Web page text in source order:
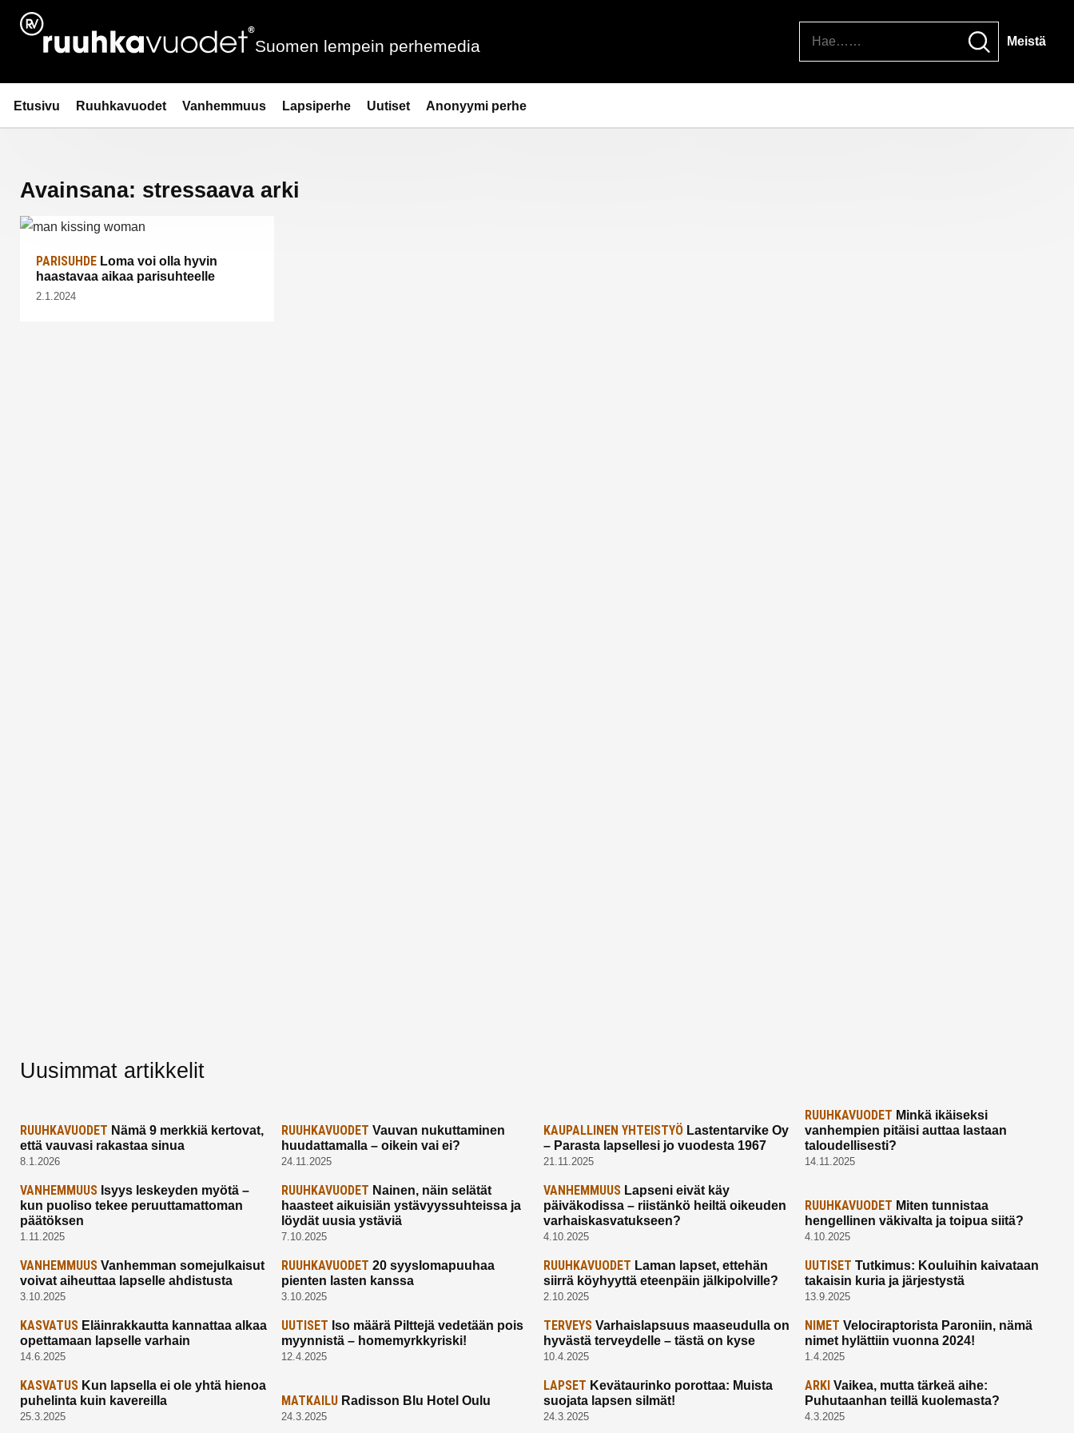
Siirry
sisältöön
Ruuhkavuodet.fi
Suomen lempein perhemedia Meistä
Etusivu Ruuhkavuodet Vanhemmuus Lapsiperhe Uutiset Anonyymi perhe
Avainsana: stressaava arki
PARISUHDE Loma voi olla hyvin
haastavaa aikaa parisuhteelle
2.1.2024
Uusimmat artikkelit
RUUHKAVUODET Nämä 9 merkkiä kertovat,
että vauvasi rakastaa sinua
8.1.2026
RUUHKAVUODET Vauvan nukuttaminen
huudattamalla – oikein vai ei?
24.11.2025
KAUPALLINEN YHTEISTYÖLastentarvike Oy
– Parasta lapsellesi jo vuodesta 1967
21.11.2025
RUUHKAVUODET Minkä ikäiseksi
vanhempien pitäisi auttaa lastaan
taloudellisesti?
14.11.2025
VANHEMMUUS Isyys leskeyden myötä –
kun puoliso tekee peruuttamattoman
päätöksen
1.11.2025
RUUHKAVUODET Nainen, näin selätät
haasteet aikuisiän ystävyyssuhteissa ja
löydät uusia ystäviä
7.10.2025
VANHEMMUUSLapseni eivät käy
päiväkodissa – riistänkö heiltä oikeuden
varhaiskasvatukseen?
4.10.2025
RUUHKAVUODET Miten tunnistaa
hengellinen väkivalta ja toipua siitä?
4.10.2025
VANHEMMUUS Vanhemman somejulkaisut
voivat aiheuttaa lapselle ahdistusta
3.10.2025
RUUHKAVUODET 20 syyslomapuuhaa
pienten lasten kanssa
3.10.2025
RUUHKAVUODET Laman lapset, ettehän
siirrä köyhyyttä eteenpäin jälkipolville?
2.10.2025
UUTISET Tutkimus: Kouluihin kaivataan
takaisin kuria ja järjestystä
13.9.2025
KASVATUS Eläinrakkautta kannattaa alkaa
opettamaan lapselle varhain
14.6.2025
UUTISET Iso määrä Pilttejä vedetään pois
myynnistä – homemyrkkyriski!
12.4.2025
TERVEYSVarhaislapsuus maaseudulla on
hyvästä terveydelle – tästä on kyse
10.4.2025
NIMET Velociraptorista Paroniin, nämä
nimet hylättiin vuonna 2024!
1.4.2025
KASVATUS Kun lapsella ei ole yhtä hienoa
puhelinta kuin kavereilla
25.3.2025
MATKAILU Radisson Blu Hotel Oulu
24.3.2025
LAPSET Kevätaurinko porottaa: Muista
suojata lapsen silmät!
24.3.2025
ARKI Vaikea, mutta tärkeä aihe:
Puhutaanhan teillä kuolemasta?
4.3.2025